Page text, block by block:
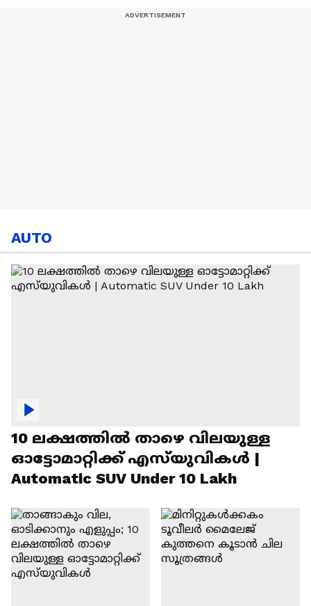
AUTO
10 ലക്ഷത്തിൽ താഴെ വിലയുള്ള
ഓട്ടോമാറ്റിക്ക് എസ്‍യുവികൾ |
Automatic SUV Under 10 Lakh